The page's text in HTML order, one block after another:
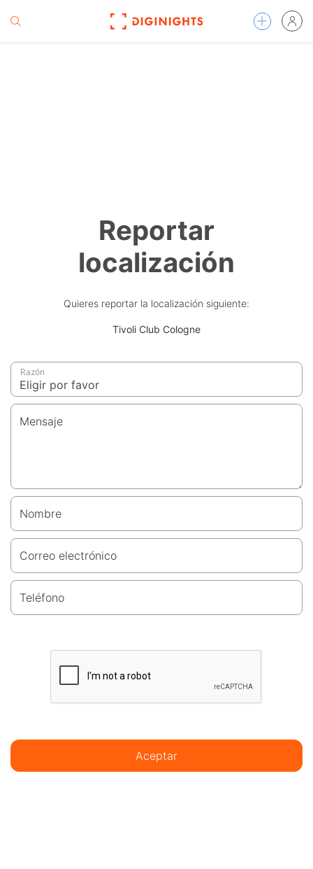
Reportar
localización
Quieres reportar la localización siguiente:
Tivoli Club Cologne
Razón
Mensaje
Nombre
Correo electrónico
Teléfono
Aceptar